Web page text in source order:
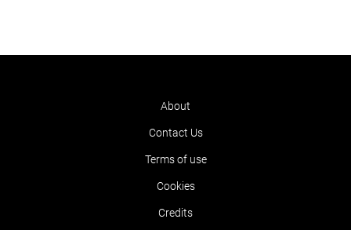
About
Contact Us
Terms of use
Cookies
Credits